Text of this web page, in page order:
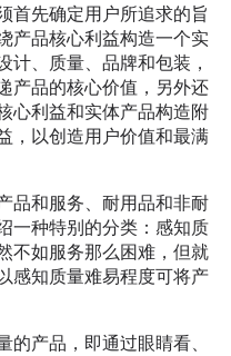
首先确定用户所追求的旨
产品核心利益构造一个实
计、质量、品牌和包装，
产品的核心价值，另外还
心利益和实体产品构造附
，以创造用户价值和最满
品和服务、耐用品和非耐
一种特别的分类：感知质
不如服务那么困难，但就
感知质量难易程度可将产
产品，即通过眼睛看、